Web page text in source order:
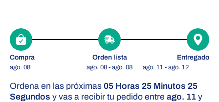
Compra
ago. 08
Orden lista
ago. 08 - ago. 08
Entregado
ago. 11 - ago. 12
Ordena en las próximas 05 Horas 25 Minutos 24
Segundos y vas a recibir tu pedido entre ago. 11 y